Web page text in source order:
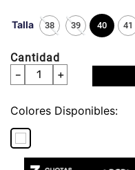
Talla 38 39 40 41
Cantidad
＋
－
Colores